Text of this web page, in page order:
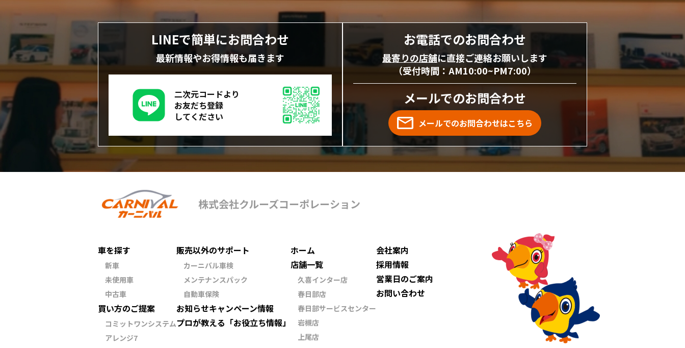
LINEで簡単にお問合わせ
最新情報やお得情報も届きます
二次元コードより
お友だち登録
してください
お電話でのお問合わせ
最寄りの店舗に直接ご連絡お願いします
（受付時間：AM10:00~PM7:00）
メールでのお問合わせ
メールでのお問合わせはこちら
株式会社クルーズコーポレーション
車を探す
新車
未使用車
中古車
買い方のご提案
コミットワンシステム
アレンジ7
販売以外のサポート
カーニバル車検
メンテナンスパック
自動車保険
お知らせキャンペーン情報
プロが教える 「お役立ち情報」
ホーム
店舗一覧
久喜インター店
春日部店
春日部サービスセンター
岩槻店
上尾店
会社案内
採用情報
営業日のご案内
お問い合わせ